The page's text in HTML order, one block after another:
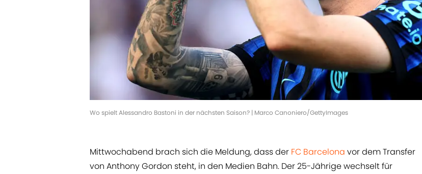
Wo spielt Alessandro Bastoni in der nächsten Saison? | Marco Canoniero/GettyImages
Mittwochabend brach sich die Meldung, dass der FC Barcelona vor dem Transfer
von Anthony Gordon steht, in den Medien Bahn. Der 25-Jährige wechselt für